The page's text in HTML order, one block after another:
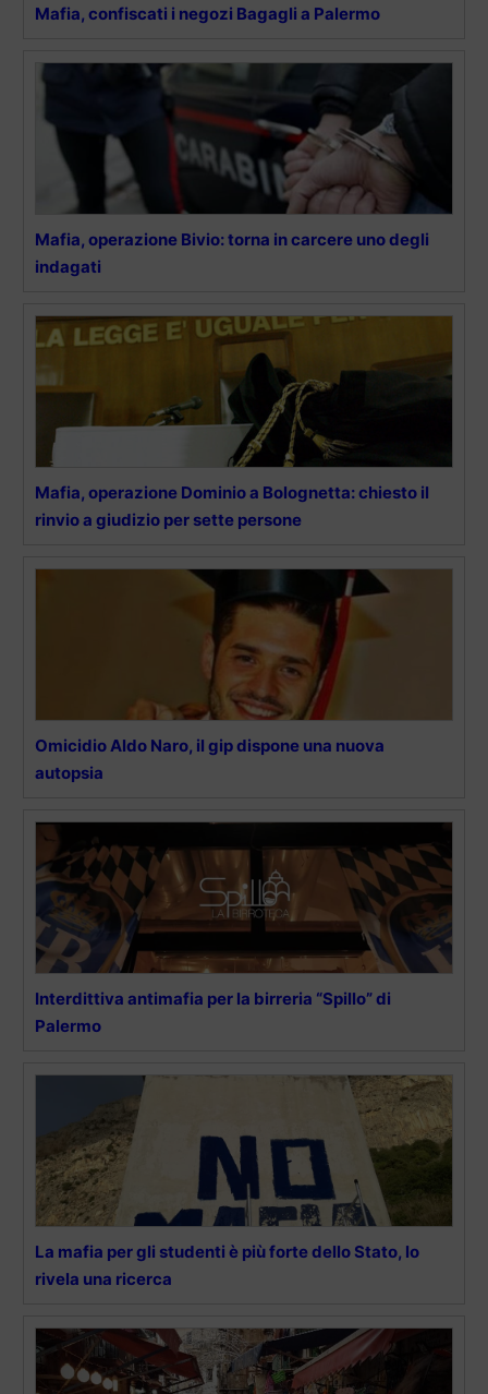
Mafia, confiscati i negozi Bagagli a Palermo
Mafia, operazione Bivio: torna in carcere uno degli
indagati
Mafia, operazione Dominio a Bolognetta: chiesto il
rinvio a giudizio per sette persone
Omicidio Aldo Naro, il gip dispone una nuova
autopsia
Interdittiva antimafia per la birreria “Spillo” di
Palermo
La mafia per gli studenti è più forte dello Stato, lo
rivela una ricerca